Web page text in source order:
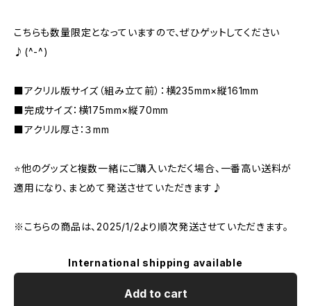
こちらも数量限定となっていますので、ぜひゲットしてください
♪(^-^)
■アクリル版サイズ（組み立て前）：横235mm×縦161mm
■完成サイズ：横175mm×縦70mm
■アクリル厚さ：３mm
⭐️他のグッズと複数一緒にご購入いただく場合、一番高い送料が
適用になり、まとめて発送させていただきます♪
※こちらの商品は、2025/1/2より順次発送させていただきます。
International shipping available
Add to cart